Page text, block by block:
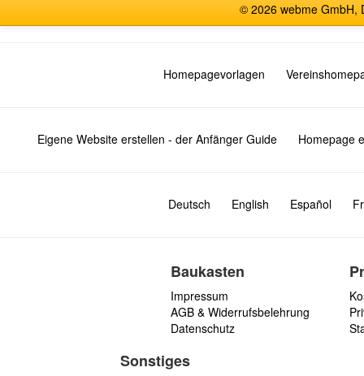
© 2026 webme GmbH,
Homepagevorlagen
Eigene Website erstellen - der Anfänger Guide Homepage
Deutsch English Español
Baukasten
Impressum
AGB & Widerrufsbelehrung
Datenschutz
Sonstiges